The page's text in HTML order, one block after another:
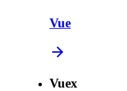
Vue
Vuex